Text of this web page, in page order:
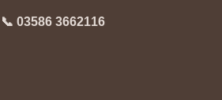
📞 03586 3662116